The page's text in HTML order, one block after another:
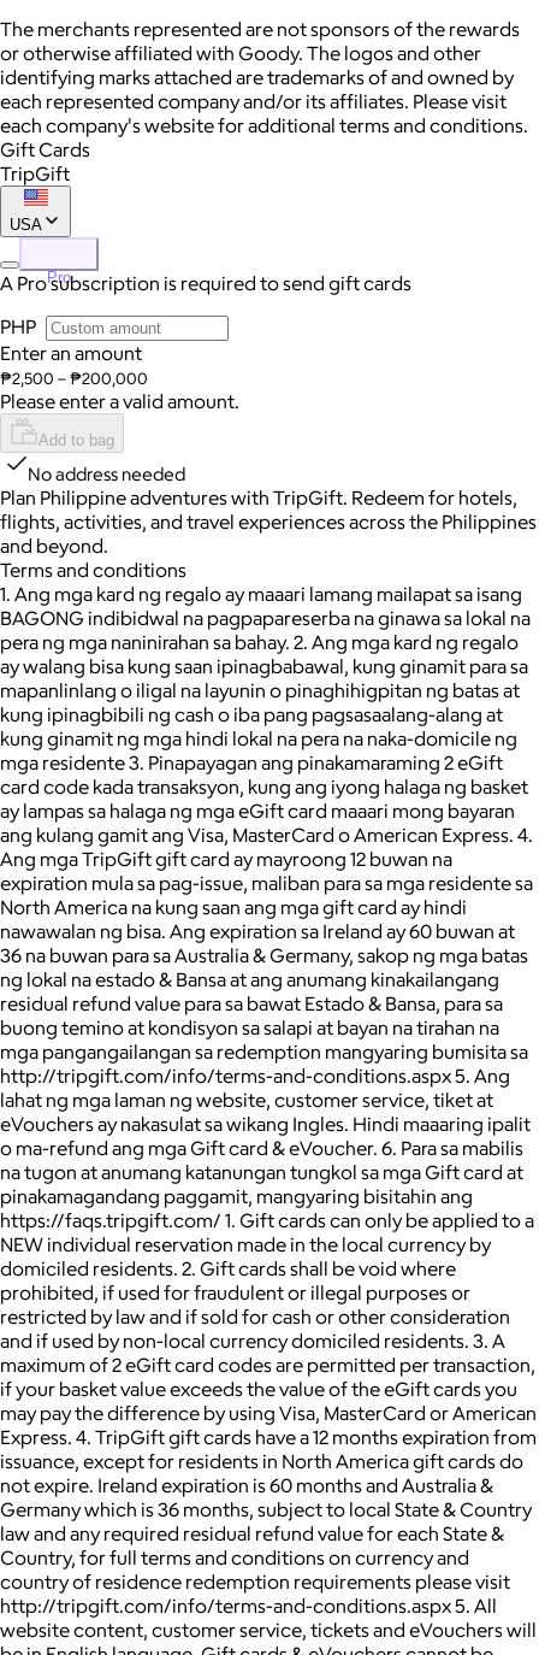
The merchants represented are not sponsors of the rewards
or otherwise affiliated with Goody. The logos and other
identifying marks attached are trademarks of and owned by
each represented company and/or its affiliates. Please visit
each company's website for additional terms and conditions.
Gift Cards
TripGift
USA
Pro
A Pro subscription is required to send gift cards
PHP
Enter an amount
₱2,500 – ₱200,000
Please enter a valid amount.
Add to bag
No address needed
Plan Philippine adventures with TripGift. Redeem for hotels,
flights, activities, and travel experiences across the Philippines
and beyond.
Terms and conditions
1. Ang mga kard ng regalo ay maaari lamang mailapat sa isang
BAGONG indibidwal na pagpapareserba na ginawa sa lokal na
pera ng mga naninirahan sa bahay. 2. Ang mga kard ng regalo
ay walang bisa kung saan ipinagbabawal, kung ginamit para sa
mapanlinlang o iligal na layunin o pinaghihigpitan ng batas at
kung ipinagbibili ng cash o iba pang pagsasaalang-alang at
kung ginamit ng mga hindi lokal na pera na naka-domicile ng
mga residente 3. Pinapayagan ang pinakamaraming 2 eGift
card code kada transaksyon, kung ang iyong halaga ng basket
ay lampas sa halaga ng mga eGift card maaari mong bayaran
ang kulang gamit ang Visa, MasterCard o American Express. 4.
Ang mga TripGift gift card ay mayroong 12 buwan na
expiration mula sa pag-issue, maliban para sa mga residente sa
North America na kung saan ang mga gift card ay hindi
nawawalan ng bisa. Ang expiration sa Ireland ay 60 buwan at
36 na buwan para sa Australia & Germany, sakop ng mga batas
ng lokal na estado & Bansa at ang anumang kinakailangang
residual refund value para sa bawat Estado & Bansa, para sa
buong temino at kondisyon sa salapi at bayan na tirahan na
mga pangangailangan sa redemption mangyaring bumisita sa
http://tripgift.com/info/terms-and-conditions.aspx 5. Ang
lahat ng mga laman ng website, customer service, tiket at
eVouchers ay nakasulat sa wikang Ingles. Hindi maaaring ipalit
o ma-refund ang mga Gift card & eVoucher. 6. Para sa mabilis
na tugon at anumang katanungan tungkol sa mga Gift card at
pinakamagandang paggamit, mangyaring bisitahin ang
https://faqs.tripgift.com/ 1. Gift cards can only be applied to a
NEW individual reservation made in the local currency by
domiciled residents. 2. Gift cards shall be void where
prohibited, if used for fraudulent or illegal purposes or
restricted by law and if sold for cash or other consideration
and if used by non-local currency domiciled residents. 3. A
maximum of 2 eGift card codes are permitted per transaction,
if your basket value exceeds the value of the eGift cards you
may pay the difference by using Visa, MasterCard or American
Express. 4. TripGift gift cards have a 12 months expiration from
issuance, except for residents in North America gift cards do
not expire. Ireland expiration is 60 months and Australia &
Germany which is 36 months, subject to local State & Country
law and any required residual refund value for each State &
Country, for full terms and conditions on currency and
country of residence redemption requirements please visit
http://tripgift.com/info/terms-and-conditions.aspx 5. All
website content, customer service, tickets and eVouchers will